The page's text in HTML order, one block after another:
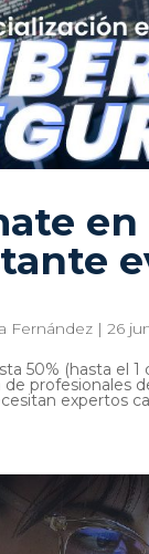
Fernández |26
50% (hasta el
de profesionales
expertos